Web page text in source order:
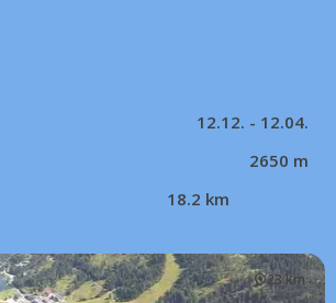
12.12. - 12.04.
2650 m
18.2 km
23 km